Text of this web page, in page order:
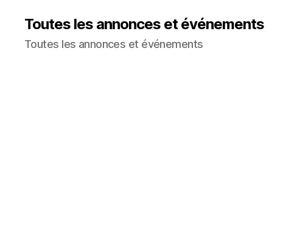
Toutes les annonces et événements
Toutes les annonces et événements